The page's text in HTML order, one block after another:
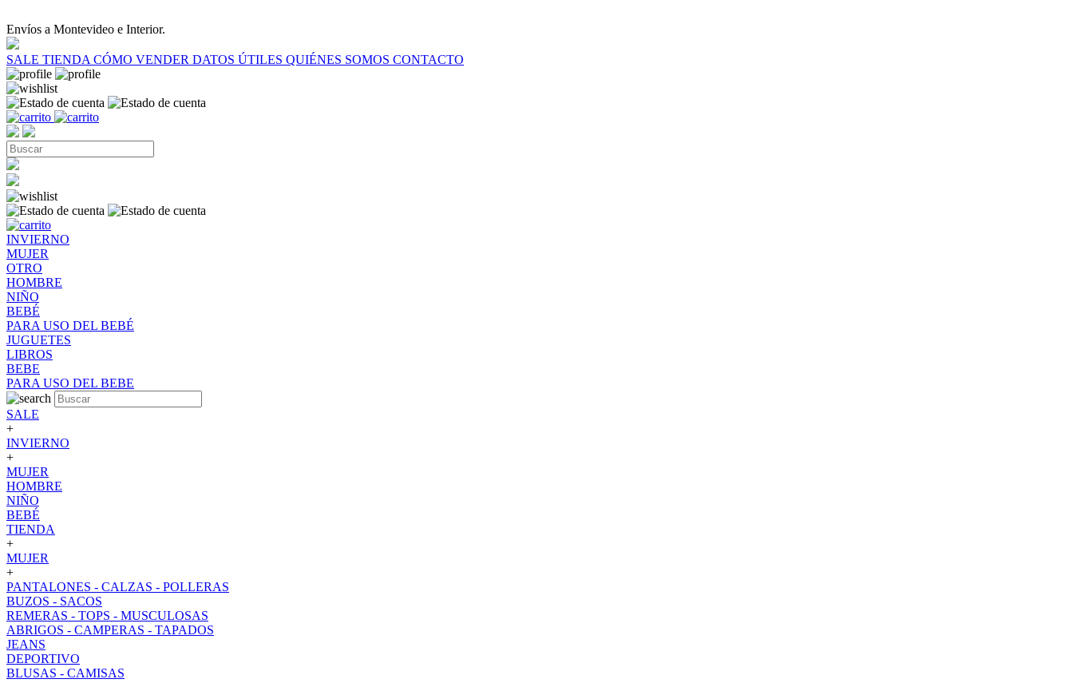
Envíos a Montevideo e Interior.
SALE TIENDA CÓMO VENDER DATOS ÚTILES QUIÉNES SOMOS CONTACTO
INVIERNO
MUJER
OTRO
HOMBRE
NIÑO
BEBÉ
PARA USO DEL BEBÉ
JUGUETES
LIBROS
BEBE
PARA USO DEL BEBE
SALE
+
INVIERNO
+
MUJER
HOMBRE
NIÑO
BEBÉ
TIENDA
+
MUJER
+
PANTALONES - CALZAS - POLLERAS
BUZOS - SACOS
REMERAS - TOPS - MUSCULOSAS
ABRIGOS - CAMPERAS - TAPADOS
JEANS
DEPORTIVO
BLUSAS - CAMISAS